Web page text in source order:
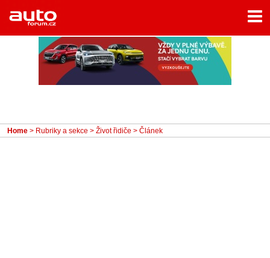
Home
Rubriky
- Testy aut
- Jízdní dojmy a další testy
- Představení
Home > Rubriky a sekce > Život řidiče > Článek